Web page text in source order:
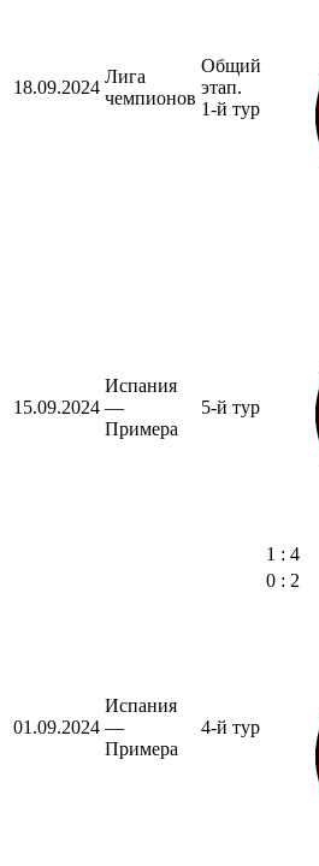
18.09.2024
Лига
чемпионов
Общий
этап.
1-й тур
15.09.2024
Испания
—
Примера
5-й тур
1 : 4
01.09.2024
Испания
—
Примера
4-й тур
0 : 2